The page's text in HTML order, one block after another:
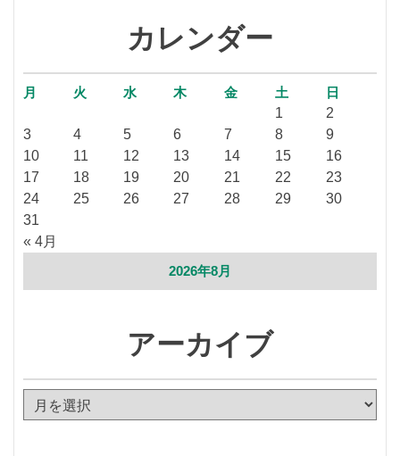
カレンダー
2026年8月
月 火 水 木 金 土 日
« 4月
1
2
3
4 5 6 7 8
9
10
11 12 13 14 15
16
17
18 19 20 21 22
23
24
25 26 27 28 29
30
31
アーカイブ
ー